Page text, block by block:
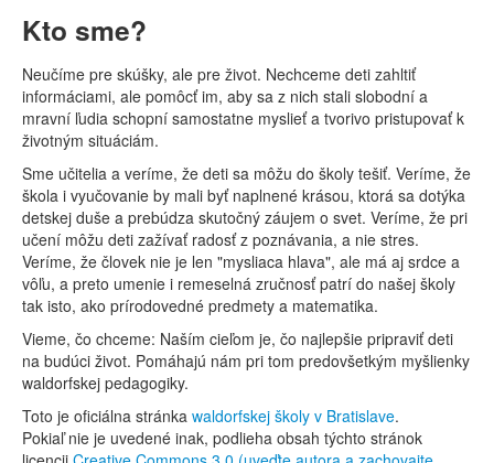
Kto sme?
Neučíme pre skúšky, ale pre život. Nechceme deti zahltiť
informáciami, ale pomôcť im, aby sa z nich stali slobodní a
mravní ľudia schopní samostatne myslieť a tvorivo pristupovať k
životným situáciám.
Sme učitelia a veríme, že deti sa môžu do školy tešiť. Veríme, že
škola i vyučovanie by mali byť naplnené krásou, ktorá sa dotýka
detskej duše a prebúdza skutočný záujem o svet. Veríme, že pri
učení môžu deti zažívať radosť z poznávania, a nie stres.
Veríme, že človek nie je len "mysliaca hlava", ale má aj srdce a
vôľu, a preto umenie i remeselná zručnosť patrí do našej školy
tak isto, ako prírodovedné predmety a matematika.
Vieme, čo chceme: Naším cieľom je, čo najlepšie pripraviť deti
na budúci život. Pomáhajú nám pri tom predovšetkým myšlienky
waldorfskej pedagogiky.
Toto je oficiálna stránka waldorfskej školy v Bratislave.
Pokiaľ nie je uvedené inak, podlieha obsah týchto stránok